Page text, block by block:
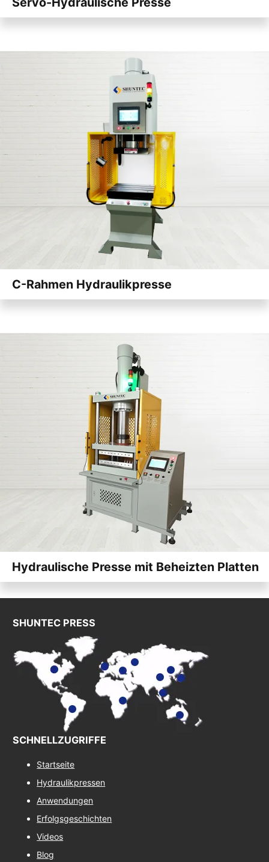
C-Rahmen Hydraulikpresse
Hydraulische Presse mit Beheizten Platten
SHUNTEC PRESS
SCHNELLZUGRIFFE
Startseite
Hydraulikpressen
Anwendungen
Erfolgsgeschichten
Videos
Blog